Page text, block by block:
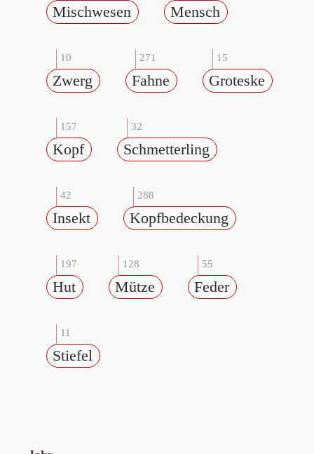
Mischwesen Mensch
10
Zwerg
271
Fahne
15
Groteske
157
Kopf
32
Schmetterling
42
Insekt
288
Kopfbedeckung
197
Hut
128
Mütze
55
Feder
11
Stiefel